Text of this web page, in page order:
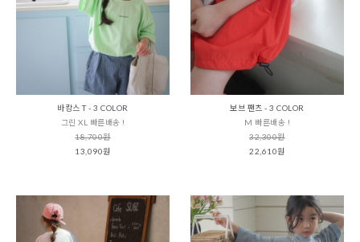
바캉스 T - 3 COLOR
그린 XL 빠른배송 !
18,700원
13,090원
보브 팬츠 - 3 COLOR
M 빠른배송 !
32,300원
22,610원